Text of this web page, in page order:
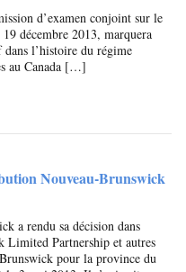
d’examen conjoint sur le
décembre 2013, marquera
l’histoire du régime
au Canada […]
Nouveau-Brunswick
a rendu sa décision dans
Limited Partnership et autres
pour la province du